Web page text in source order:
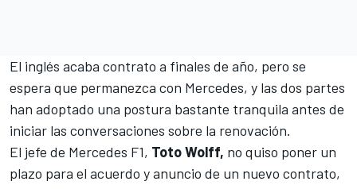
El inglés acaba contrato a finales de año, pero se
espera que permanezca con Mercedes, y las dos partes
han adoptado una postura bastante tranquila antes de
iniciar las conversaciones sobre la renovación.
El jefe de Mercedes F1, Toto Wolff, no quiso poner un
plazo para el acuerdo y anuncio de un nuevo contrato,